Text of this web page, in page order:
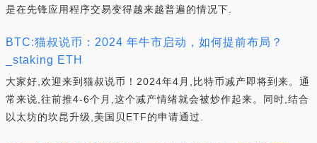
是在先锋应用程序交易变得越来越普遍的情况下.
BTC:猫叔说币：2024 年牛市启动，如何提前布局？
_staking ETH
大家好,欢迎来到猫叔说币！2024年4月,比特币减产即将到来。通
常来说,往前推4-6个月,这个减产情绪就会被炒作起来。同时,结合
以太坊的坎昆升级,美国贝ETF的申请通过.